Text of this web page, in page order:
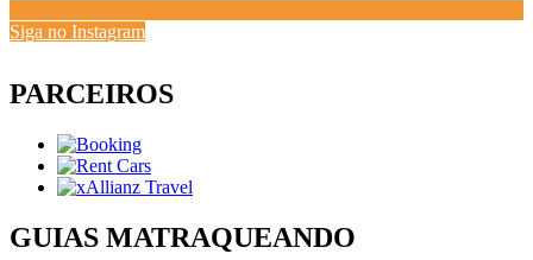
Siga no Instagram
PARCEIROS
GUIAS MATRAQUEANDO